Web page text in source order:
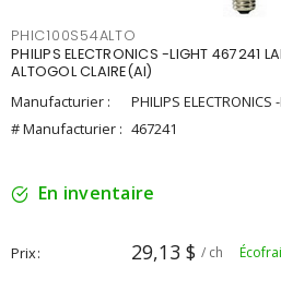
PHIC100S54ALTO
PHILIPS ELECTRONICS -LIGHT 467241
ALTOGOL CLAIRE(AI)
Manufacturier :
PHILIPS ELECTRONICS
# Manufacturier : 467241
En inventaire
Prix 29,13 $ / ch